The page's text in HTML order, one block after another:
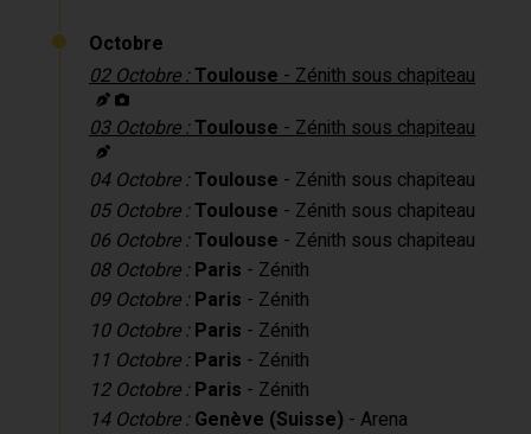
Octobre
02 Octobre :Toulouse- Zénith sous chapiteau
03 Octobre :Toulouse- Zénith sous chapiteau
04 Octobre :Toulouse - Zénith sous chapiteau
05 Octobre :Toulouse - Zénith sous chapiteau
06 Octobre :Toulouse - Zénith sous chapiteau
08 Octobre : Paris - Zénith
09 Octobre : Paris - Zénith
10 Octobre : Paris - Zénith
11 Octobre : Paris - Zénith
12 Octobre : Paris - Zénith
14 Octobre : Genève (Suisse) - Arena